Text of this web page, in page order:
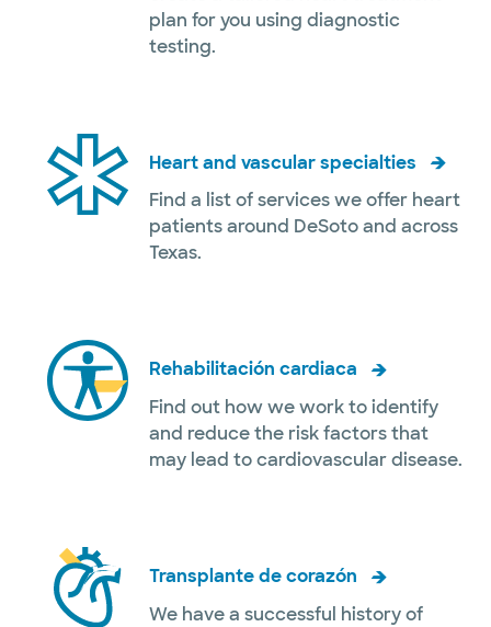
plan for you using diagnostic
testing.
Heart and vascular specialties
Find a list of services we offer heart
patients around DeSoto and across
Texas.
Rehabilitación cardiaca
Find out how we work to identify
and reduce the risk factors that
may lead to cardiovascular disease.
Transplante de corazón
We have a successful history of